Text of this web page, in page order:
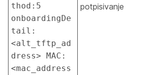
thod:5
onboardingDe
tail:
<alt_tftp_ad
dress> MAC:
<mac_address
potpisivanje